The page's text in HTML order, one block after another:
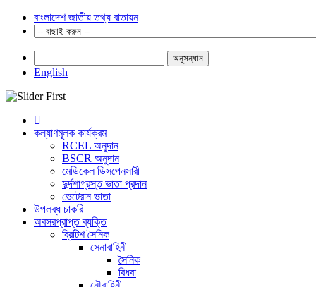
বাংলাদেশ জাতীয় তথ্য বাতায়ন
অনুসন্ধান
English
কল্যাণমূলক কার্যক্রম
RCEL অনুদান
BSCR অনুদান
মেডিকেল ডিসপেনসারী
দুর্দশাগ্রস্ত ভাতা প্রদান
ভেটেরান ভাতা
উপলব্ধ চাকরি
অবসরপ্রাপ্ত ব্যক্তি
ব্রিটিশ সৈনিক
সেনাবাহিনী
সৈনিক
বিধবা